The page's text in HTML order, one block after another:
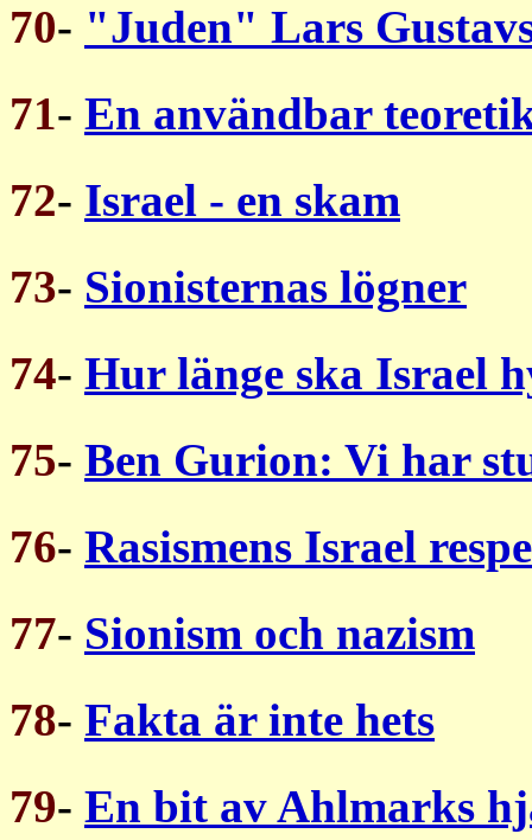
70- "Juden" Lars
71- En användbar
72- Israel - en skam
73- Sionisternas lögner
74- Hur länge ska Israel
75- Ben Gurion: Vi har
76- Rasismens Israel
77- Sionism och nazism
78- Fakta är inte hets
79- En bit av Ahlmarks